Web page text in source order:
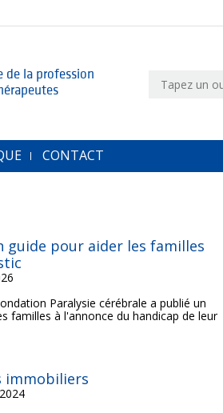
de la profession
CONTACT
guide pour aider les familles
Paralysie cérébrale a publié un
familles à l'annonce du handicap de leur
immobiliers